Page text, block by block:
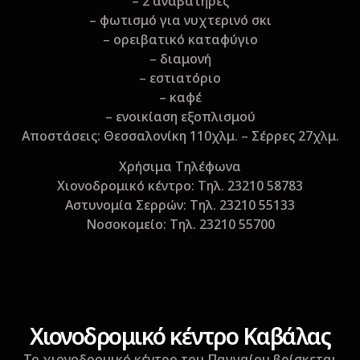
– φωτισμό για νυχτερινό σκι
– ορειβατικό καταφύγιο
– διαμονή
– εστιατόριο
– καφέ
– ενοικίαση εξοπλισμού
Aποστάσεις: Θεσσαλονίκη 110χλμ. – Σέρρες 27χλμ.
Xρήσιμα Τηλέφωνα
Xιονοδρομικό κέντρο: Tηλ. 23210 58783
Αστυνομία Σερρών: Tηλ. 23210 55133
Nοσοκομείο: Tηλ. 23210 55700
Xιονοδρομικό κέντρο Kαβάλας